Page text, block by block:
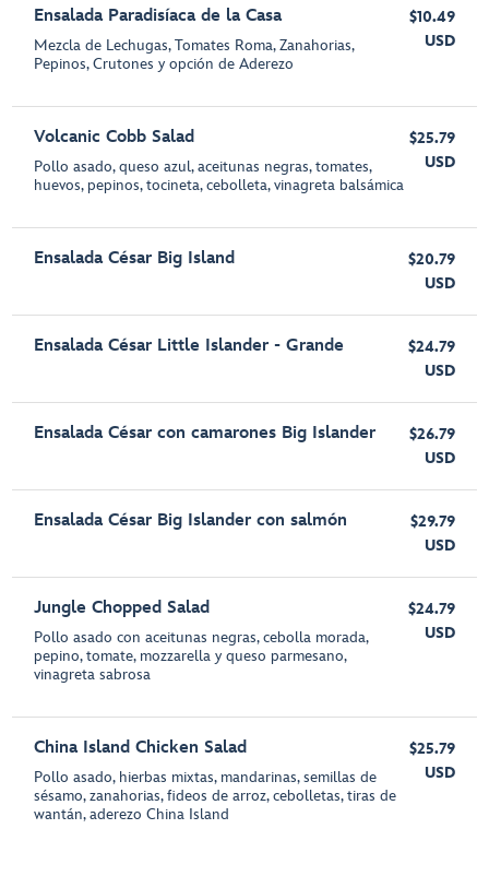
Ensalada Paradisíaca de la Casa
Mezcla de Lechugas, Tomates Roma, Zanahorias,
Pepinos, Crutones y opción de Aderezo
$10.49
USD
Volcanic Cobb Salad
Pollo asado, queso azul, aceitunas negras, tomates,
huevos, pepinos, tocineta, cebolleta, vinagreta balsámica
$25.79
USD
Ensalada César Big Island
$20.79
USD
Ensalada César Little Islander - Grande
$24.79
USD
Ensalada César con camarones Big Islander
$26.79
USD
Ensalada César Big Islander con salmón
$29.79
USD
Jungle Chopped Salad
Pollo asado con aceitunas negras, cebolla morada,
pepino, tomate, mozzarella y queso parmesano,
vinagreta sabrosa
$24.79
USD
China Island Chicken Salad
Pollo asado, hierbas mixtas, mandarinas, semillas de
sésamo, zanahorias, fideos de arroz, cebolletas, tiras de
wantán, aderezo China Island
$25.79
USD